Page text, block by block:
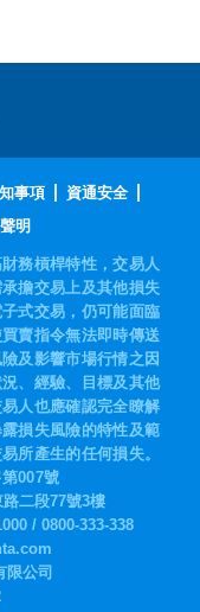
事項
資通安全
明
務槓桿特性，交易人
擔交易上及其他損失
式交易，仍可能面臨
賣指令無法即時傳送
及影響市場行情之因
、經驗、目標及其他
人也應確認完全瞭解
損失風險的特性及範
所產生的任何損失。
007號
二段77號3樓
限公司
/ 0800-333-338